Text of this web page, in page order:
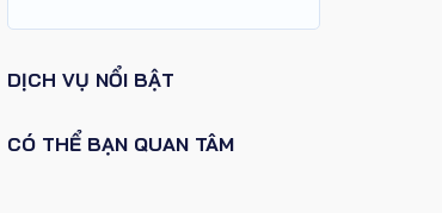
DỊCH VỤ NỔI BẬT
CÓ THỂ BẠN QUAN TÂM